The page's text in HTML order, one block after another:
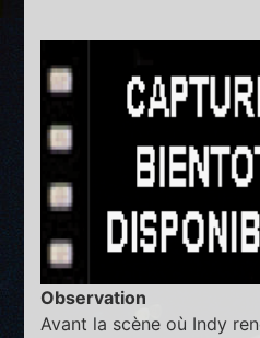
Observation
Avant la scène où Indy